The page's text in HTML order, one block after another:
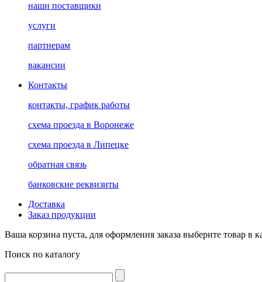
наши поставщики
услуги
партнерам
вакансии
Контакты
контакты, график работы
схема проезда в Воронеже
схема проезда в Липецке
обратная связь
банковские реквизиты
Доставка
Заказ продукции
Ваша корзина пуста, для оформления заказа выберите товар в
Поиск по каталогу